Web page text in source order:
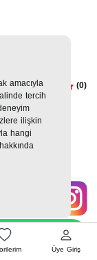
Üye Giriş
(0)
=3.484
amacıyla
tercih
ilişkin
hangi